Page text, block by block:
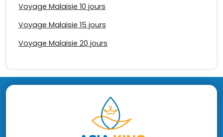
Voyage Malaisie 10 jours
Voyage Malaisie 15 jours
Voyage Malaisie 20 jours